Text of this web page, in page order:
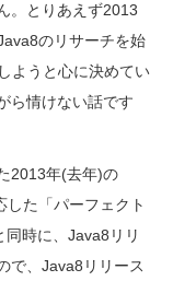
。とりあえず2013
のリサーチを始
ようと心に決めてい
ら情けない話です
2013年(去年)の
た「パーフェクト
時に、Java8リリ
で、Java8リリース